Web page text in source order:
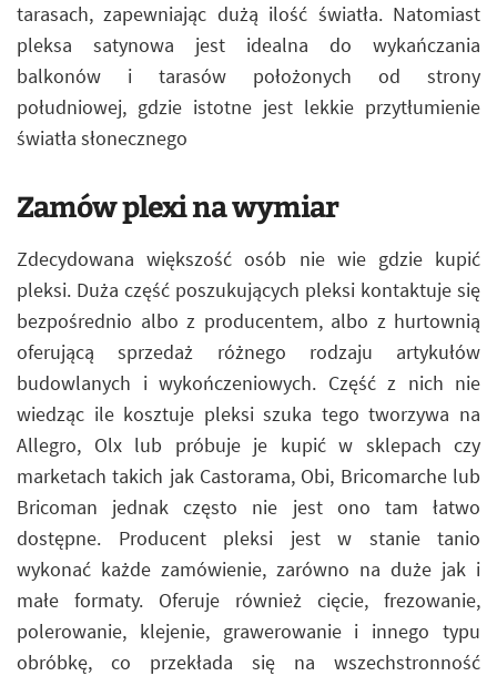
tarasach, zapewniając dużą ilość światła. Natomiast
pleksa satynowa jest idealna do wykańczania
balkonów i tarasów położonych od strony
południowej, gdzie istotne jest lekkie przytłumienie
światła słonecznego
Zamów plexi na wymiar
Zdecydowana większość osób nie wie gdzie kupić
pleksi. Duża część poszukujących pleksi kontaktuje się
bezpośrednio albo z producentem, albo z hurtownią
oferującą sprzedaż różnego rodzaju artykułów
budowlanych i wykończeniowych. Część z nich nie
wiedząc ile kosztuje pleksi szuka tego tworzywa na
Allegro, Olx lub próbuje je kupić w sklepach czy
marketach takich jak Castorama, Obi, Bricomarche lub
Bricoman jednak często nie jest ono tam łatwo
dostępne. Producent pleksi jest w stanie tanio
wykonać każde zamówienie, zarówno na duże jak i
małe formaty. Oferuje również cięcie, frezowanie,
polerowanie, klejenie, grawerowanie i innego typu
obróbkę, co przekłada się na wszechstronność